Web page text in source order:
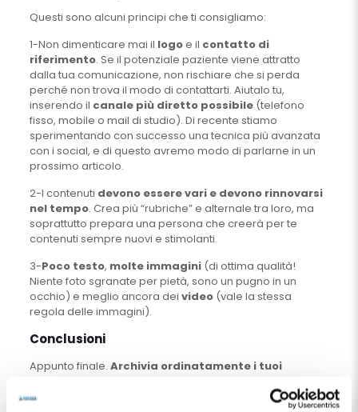
Questi sono alcuni principi che ti consigliamo:
1-Non dimenticare mai il logoe il contatto di
riferimento. Se il potenziale paziente viene attratto
dalla tua comunicazione, non rischiare che si perda
perché non trova il modo di contattarti. Aiutalo tu,
inserendo il canale più diretto possibile(telefono
fisso, mobile o mail di studio). Di recente stiamo
sperimentando con successo una tecnica più avanzata
con i social, e di questo avremo modo di parlarne in un
prossimo articolo.
2-I contenuti devono essere vari e devono rinnovarsi
nel tempo. Crea più “rubriche” e alternale tra loro, ma
soprattutto prepara una persona che creerà per te
contenuti sempre nuovi e stimolanti.
3-Poco testo, molte immagini(di ottima qualità!
Niente foto sgranate per pietà, sono un pugno in un
occhio) e meglio ancora dei video(vale la stessa
regola delle immagini).
Conclusioni
Appunto finale. Archivia ordinatamente i tuoi
dicendo sono un capitale inestimabile. Una cronistoria